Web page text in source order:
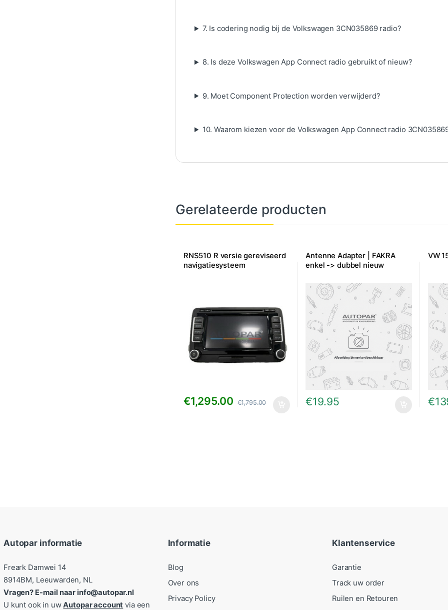
7. Is codering nodig bij de Volkswagen 3CN035869 radio?
8. Is deze Volkswagen App Connect radio gebruikt of nieuw?
9. Moet Component Protection worden verwijderd?
10. Waarom kiezen voor de Volkswagen App Connect radio
Gerelateerde producten
RNS510 R versie gereviseerd
navigatiesysteem
€1,295.00 €1,795.00
Antenne Adapter | FAKRA
enkel -> dubbel nieuw
€19.95
VW
€
Autopar informatie
Freark Damwei 14
8914BM, Leeuwarden, NL
Vragen? E-mail naar info@autopar.nl
U kunt ook in uwAutopar account via een
Informatie
Blog
Over ons
Privacy Policy
Klantenservice
Garantie
Track uw order
Ruilen en Retouren